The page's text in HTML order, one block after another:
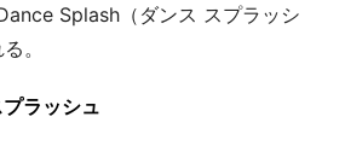
Splash（ダンス スプラッシ
。
ラッシュ